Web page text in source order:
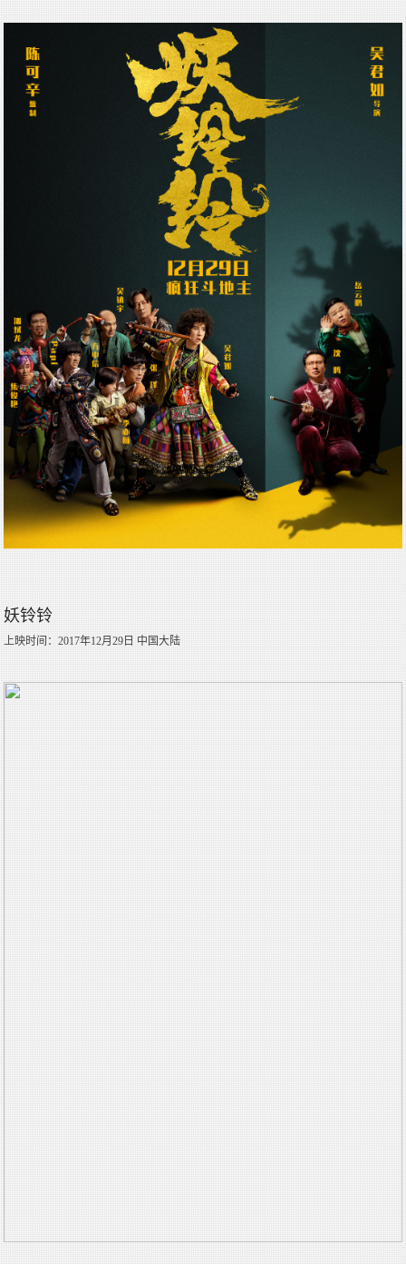
妖铃铃
上映时间：2017年12月29日 中国大陆